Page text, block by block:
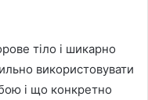
тіло і шикарно
використовувати
і що конкретно